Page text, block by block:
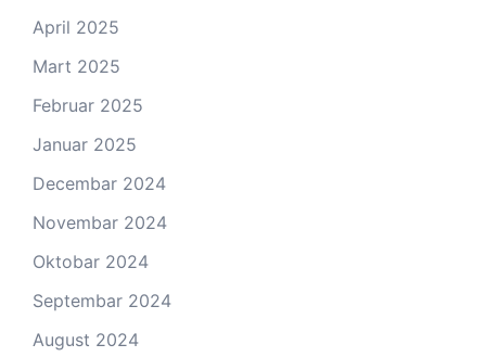
April 2025
Mart 2025
Februar 2025
Januar 2025
Decembar 2024
Novembar 2024
Oktobar 2024
Septembar 2024
August 2024